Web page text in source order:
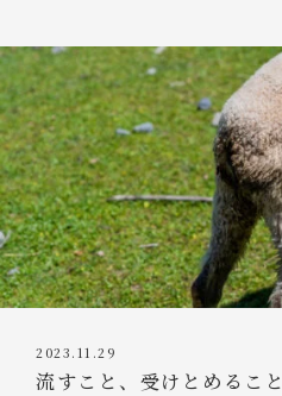
2023.11.29
流すこと、受けとめること